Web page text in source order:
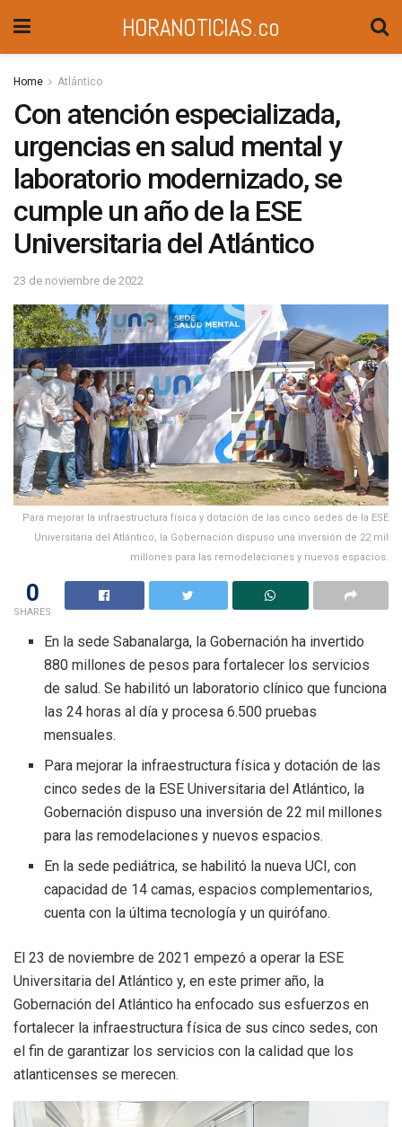
HORANOTICIAS.co
Home Atlántico
Con atención especializada,
urgencias en salud mental y
laboratorio modernizado, se
cumple un año de la ESE
Universitaria del Atlántico
23 de noviembre de 2022
Para mejorar la infraestructura física y dotación de las cinco sedes de la ESE
Universitaria del Atlántico, la Gobernación dispuso una inversión de 22 mil
millones para las remodelaciones y nuevos espacios.
0
SHARES
En la sede Sabanalarga, la Gobernación ha invertido
880 millones de pesos para fortalecer los servicios
de salud. Se habilitó un laboratorio clínico que funciona
las 24 horas al día y procesa 6.500 pruebas
mensuales.
Para mejorar la infraestructura física y dotación de las
cinco sedes de la ESE Universitaria del Atlántico, la
Gobernación dispuso una inversión de 22 mil millones
para las remodelaciones y nuevos espacios.
En la sede pediátrica, se habilitó la nueva UCI, con
capacidad de 14 camas, espacios complementarios,
cuenta con la última tecnología y un quirófano.
El 23 de noviembre de 2021 empezó a operar la ESE
Universitaria del Atlántico y, en este primer año, la
Gobernación del Atlántico ha enfocado sus esfuerzos en
fortalecer la infraestructura física de sus cinco sedes, con
el fin de garantizar los servicios con la calidad que los
atlanticenses se merecen.